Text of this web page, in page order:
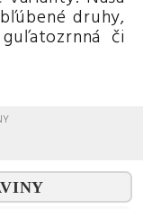
druhy,
či